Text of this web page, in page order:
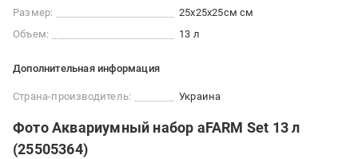
Размер:
25х25х25см см
Объем:
13 л
Дополнительная информация
Страна-производитель: Украина
Фото Аквариумный набор aFARM Set 13 л
(25505364)